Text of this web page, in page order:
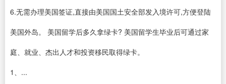
6.无需办理美国签证,直接由美国国土安全部发入境许可,方便登陆
美国外岛。 美国留学后多久拿绿卡? 美国留学生毕业后可通过家
庭、就业、杰出人才和投资移民取得绿卡。
1、...